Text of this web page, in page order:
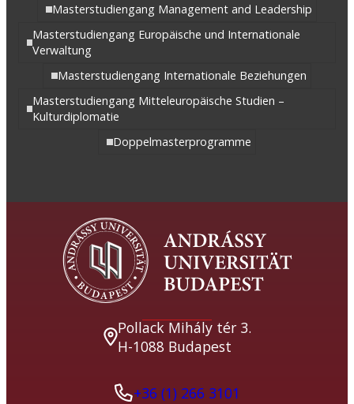
Masterstudiengang Management and Leadership
Masterstudiengang Europäische und Internationale
Verwaltung
Masterstudiengang Internationale Beziehungen
Masterstudiengang Mitteleuropäische Studien –
Kulturdiplomatie
Doppelmasterprogramme
Pollack Mihály tér 3.
H-1088 Budapest
+36 (1) 266 3101